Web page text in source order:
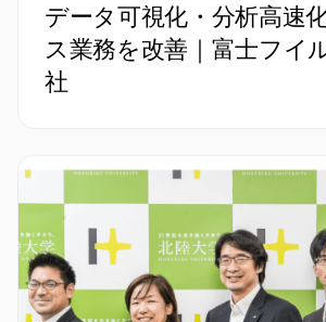
データ可視化・分析高速
ス業務を改善｜富士フイ
社